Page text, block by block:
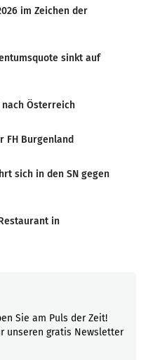
im Zeichen der
sinkt auf
Österreich
FH Burgenland
sich in den SN gegen
in
Sie am Puls der Zeit!
unseren gratis Newsletter